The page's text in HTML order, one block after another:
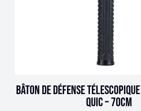
Bâton de défense
Quic – 70cm